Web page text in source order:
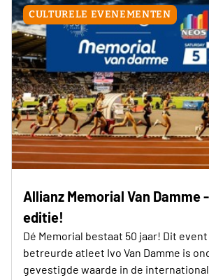
CULTURELE EVENEMENTEN
Allianz Memorial Van Damme
editie!
Dé Memorial bestaat 50 jaar! Dit
betreurde atleet Ivo Van Damme is
gevestigde waarde in de